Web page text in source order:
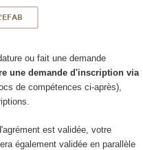
ou fait une demande
une demande d'inscription via
de compétences ci-après),
est validée, votre
également validée en parallèle